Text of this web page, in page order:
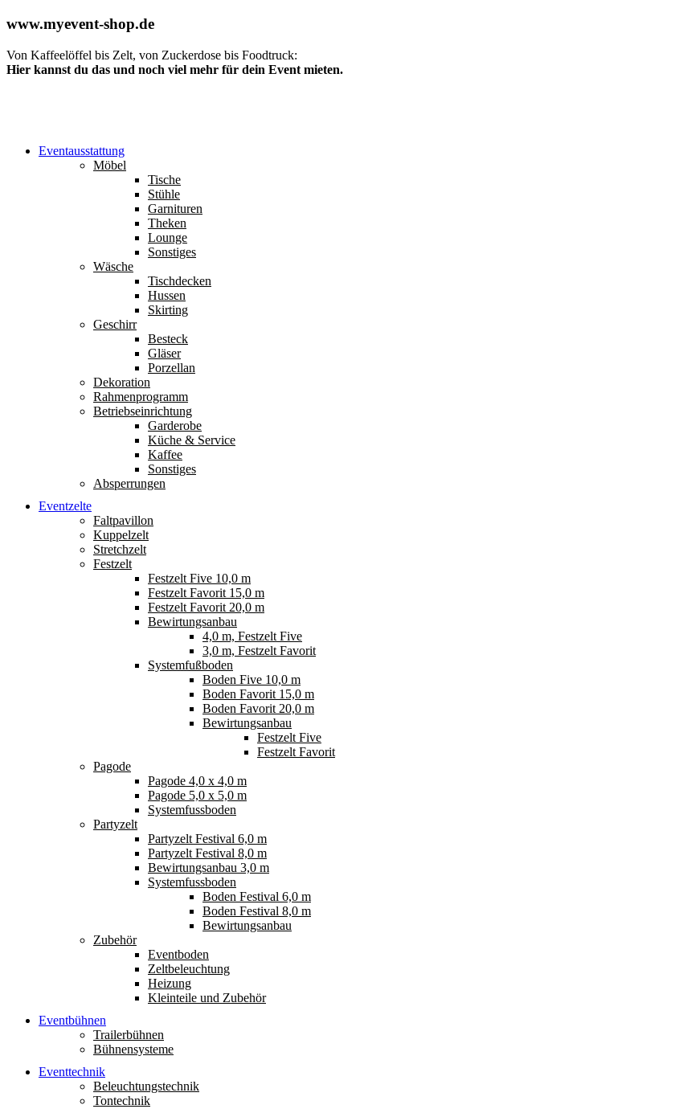
www.myevent-shop.de
Von Kaffeelöffel bis Zelt, von Zuckerdose bis Foodtruck:
Hier kannst du das und noch viel mehr für dein Event mieten.
Eventausstattung
Möbel
Tische
Stühle
Garnituren
Theken
Lounge
Sonstiges
Wäsche
Tischdecken
Hussen
Skirting
Geschirr
Besteck
Gläser
Porzellan
Dekoration
Rahmenprogramm
Betriebseinrichtung
Garderobe
Küche & Service
Kaffee
Sonstiges
Absperrungen
Eventzelte
Faltpavillon
Kuppelzelt
Stretchzelt
Festzelt
Festzelt Five 10,0 m
Festzelt Favorit 15,0 m
Festzelt Favorit 20,0 m
Bewirtungsanbau
4,0 m, Festzelt Five
3,0 m, Festzelt Favorit
Systemfußboden
Boden Five 10,0 m
Boden Favorit 15,0 m
Boden Favorit 20,0 m
Bewirtungsanbau
Festzelt Five
Festzelt Favorit
Pagode
Pagode 4,0 x 4,0 m
Pagode 5,0 x 5,0 m
Systemfussboden
Partyzelt
Partyzelt Festival 6,0 m
Partyzelt Festival 8,0 m
Bewirtungsanbau 3,0 m
Systemfussboden
Boden Festival 6,0 m
Boden Festival 8,0 m
Bewirtungsanbau
Zubehör
Eventboden
Zeltbeleuchtung
Heizung
Kleinteile und Zubehör
Eventbühnen
Trailerbühnen
Bühnensysteme
Eventtechnik
Beleuchtungstechnik
Tontechnik